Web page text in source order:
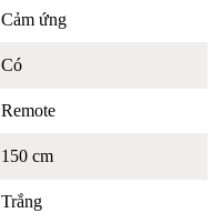
Cảm ứng
Có
Remote
150 cm
Trắng